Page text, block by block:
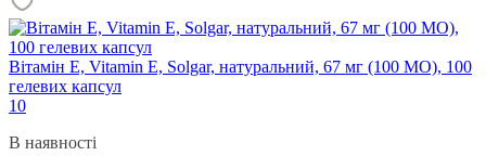
Вітамін Е, Vitamin E, Solgar, натуральний, 67 мг (100 МО), 100
гелевих капсул
10
В наявності